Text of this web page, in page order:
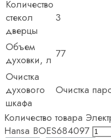
Количество
стекол
дверцы
3
Объем
духовки, л 77
Очистка
духового
шкафа
Очистка
Количество товара
Hansa BOES684097